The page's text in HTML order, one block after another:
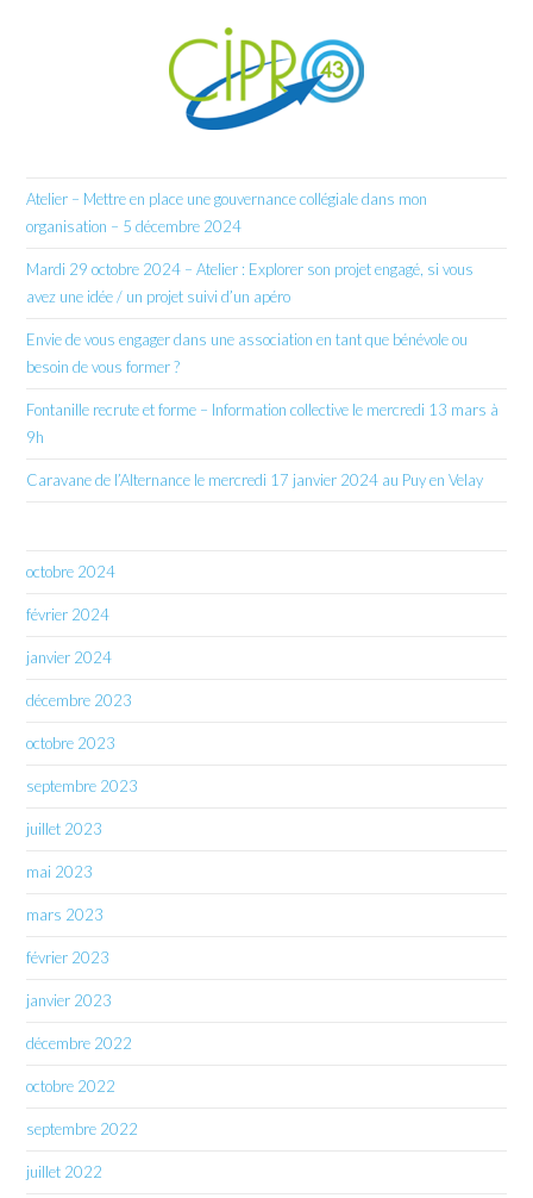
Atelier – Mettre en place une gouvernance collégiale dans mon
organisation – 5 décembre 2024
Mardi 29 octobre 2024 – Atelier : Explorer son projet engagé, si vous
avez une idée / un projet suivi d’un apéro
Envie de vous engager dans une association en tant que bénévole ou
besoin de vous former ?
Fontanille recrute et forme – Information collective le mercredi 13 mars à
9h
Caravane de l’Alternance le mercredi 17 janvier 2024 au Puy en Velay
octobre 2024
février 2024
janvier 2024
décembre 2023
octobre 2023
septembre 2023
juillet 2023
mai 2023
mars 2023
février 2023
janvier 2023
décembre 2022
octobre 2022
septembre 2022
juillet 2022